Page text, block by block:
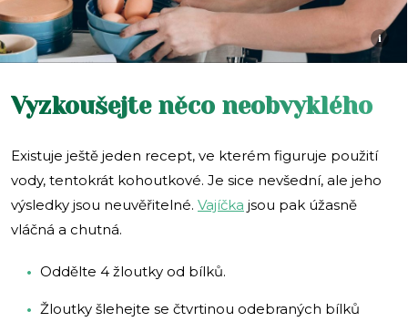
i
Vyzkoušejte něco neobvyklého
Existuje ještě jeden recept, ve kterém figuruje použití
vody, tentokrát kohoutkové. Je sice nevšední, ale jeho
výsledky jsou neuvěřitelné. Vajíčka jsou pak úžasně
vláčná a chutná.
Oddělte 4 žloutky od bílků.
Žloutky šlehejte se čtvrtinou odebraných bílků